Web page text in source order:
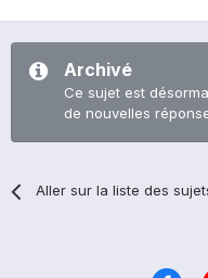
Archivé
Ce sujet est
de nouvelles
Aller sur la liste des